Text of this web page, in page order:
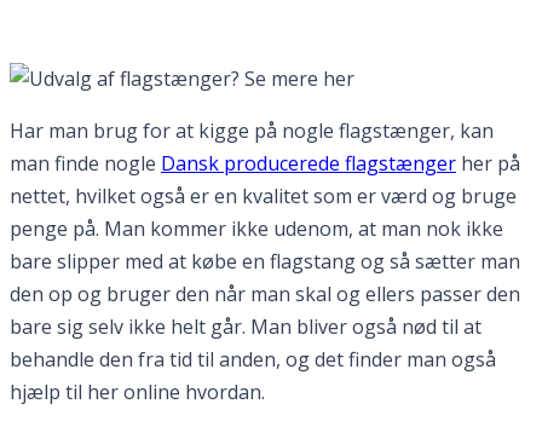
Har man brug for at kigge på nogle flagstænger, kan
man finde nogle Dansk producerede flagstænger her på
nettet, hvilket også er en kvalitet som er værd og bruge
penge på. Man kommer ikke udenom, at man nok ikke
bare slipper med at købe en flagstang og så sætter man
den op og bruger den når man skal og ellers passer den
bare sig selv ikke helt går. Man bliver også nød til at
behandle den fra tid til anden, og det finder man også
hjælp til her online hvordan.